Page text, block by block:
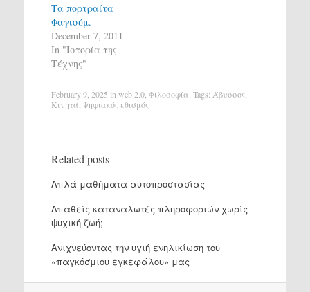
Τα πορτραίτα
Φαγιούμ.
December 7, 2011
In "Ιστορία της
Τέχνης"
February 9, 2025 in web 2.0, Φιλοσοφία . Tags: Άβυσσος,
Κινητά Ψηφιακός εθισμός
Related posts
Απλά μαθήματα αυτοπροστασίας
Απαθείς καταναλωτές πληροφοριών χωρίς
ψυχική ζωή;
Ανιχνεύοντας την υγιή ενηλικίωση του
«παγκόσμιου εγκεφάλου» μας